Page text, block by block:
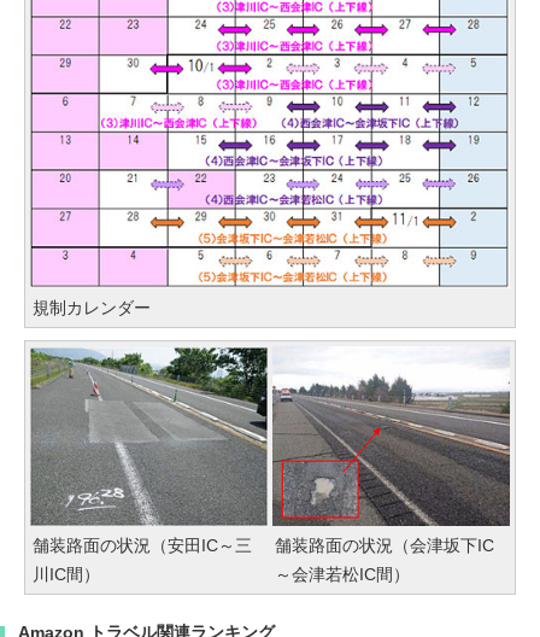
規制カレンダー
舗装路面の状況（安田IC～三
川IC間）
舗装路面の状況（会津坂下IC
～会津若松IC間）
Amazon トラベル関連ランキング